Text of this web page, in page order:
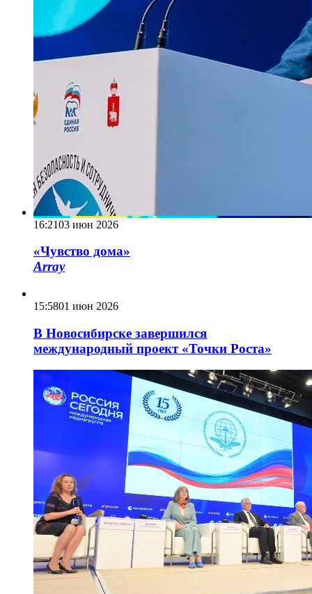
16:2103 июн 2026
«Чувство дома»
Array
15:5801 июн 2026
В Новосибирске завершился
международный проект «Точки Роста»